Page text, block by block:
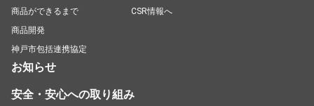
商品ができるまで
商品開発
神戸市包括連携協定
CSR情報へ
お知らせ
安全・安心への取り組み